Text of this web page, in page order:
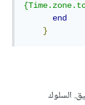
{Time
end
}
السلوك